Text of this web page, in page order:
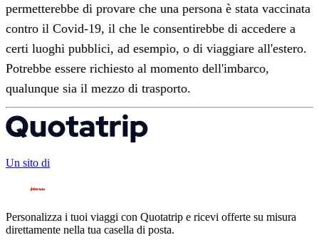
permetterebbe di provare che una persona è stata vaccinata
contro il Covid-19, il che le consentirebbe di accedere a
certi luoghi pubblici, ad esempio, o di viaggiare all'estero.
Potrebbe essere richiesto al momento dell'imbarco,
qualunque sia il mezzo di trasporto.
Un sito di
Personalizza i tuoi viaggi con Quotatrip e ricevi offerte su misura
direttamente nella tua casella di posta.